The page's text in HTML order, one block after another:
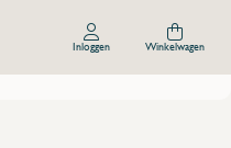
Inloggen Winkelwagen